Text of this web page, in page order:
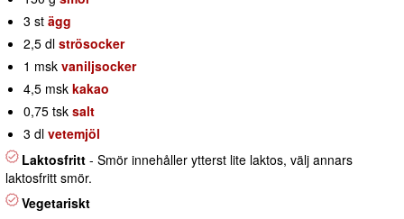
3 st ägg
2,5 dl strösocker
1 msk vaniljsocker
4,5 msk kakao
0,75 tsk salt
3 dl vetemjöl
Laktosfritt - Smör innehåller ytterst lite laktos, välj annars
laktosfritt smör.
Vegetariskt